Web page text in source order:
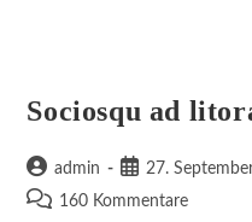
Sociosqu ad
Beitrags-
Autor:
admin
Beitrag
veröffentlicht:
27.
Beitrags-160 Kommentare